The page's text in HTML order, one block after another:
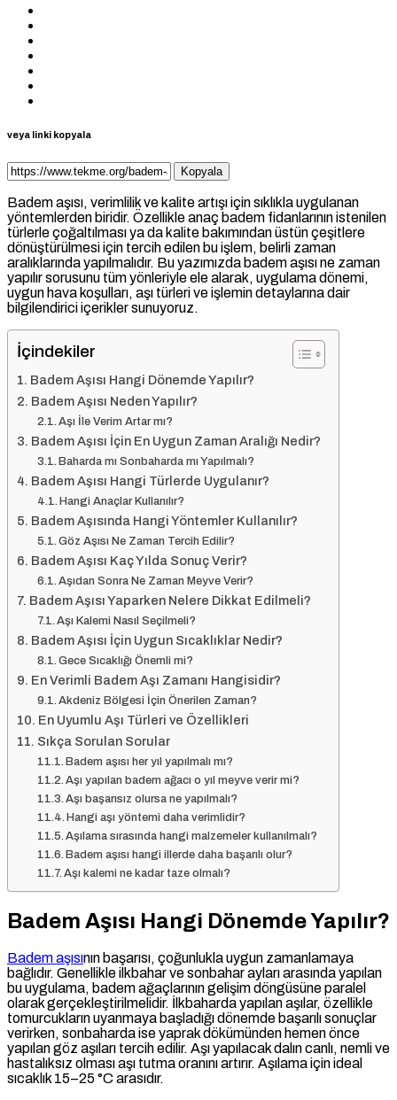
veya linki kopyala
Kopyala
Badem aşısı, verimlilik ve kalite artışı için sıklıkla uygulanan
yöntemlerden biridir. Özellikle anaç badem fidanlarının istenilen
türlerle çoğaltılması ya da kalite bakımından üstün çeşitlere
dönüştürülmesi için tercih edilen bu işlem, belirli zaman
aralıklarında yapılmalıdır. Bu yazımızda badem aşısı ne zaman
yapılır sorusunu tüm yönleriyle ele alarak, uygulama dönemi,
uygun hava koşulları, aşı türleri ve işlemin detaylarına dair
bilgilendirici içerikler sunuyoruz.
İçindekiler
Badem Aşısı Hangi Dönemde Yapılır?
Badem Aşısı Neden Yapılır?
Aşı İle Verim Artar mı?
Badem Aşısı İçin En Uygun Zaman Aralığı Nedir?
Baharda mı Sonbaharda mı Yapılmalı?
Badem Aşısı Hangi Türlerde Uygulanır?
Hangi Anaçlar Kullanılır?
Badem Aşısında Hangi Yöntemler Kullanılır?
Göz Aşısı Ne Zaman Tercih Edilir?
Badem Aşısı Kaç Yılda Sonuç Verir?
Aşıdan Sonra Ne Zaman Meyve Verir?
Badem Aşısı Yaparken Nelere Dikkat Edilmeli?
Aşı Kalemi Nasıl Seçilmeli?
Badem Aşısı İçin Uygun Sıcaklıklar Nedir?
Gece Sıcaklığı Önemli mi?
En Verimli Badem Aşı Zamanı Hangisidir?
Akdeniz Bölgesi İçin Önerilen Zaman?
En Uyumlu Aşı Türleri ve Özellikleri
Sıkça Sorulan Sorular
Badem aşısı her yıl yapılmalı mı?
Aşı yapılan badem ağacı o yıl meyve verir mi?
Aşı başarısız olursa ne yapılmalı?
Hangi aşı yöntemi daha verimlidir?
Aşılama sırasında hangi malzemeler kullanılmalı?
Badem aşısı hangi illerde daha başarılı olur?
Aşı kalemi ne kadar taze olmalı?
Badem Aşısı Hangi Dönemde Yapılır?
Badem aşısının başarısı, çoğunlukla uygun zamanlamaya
bağlıdır. Genellikle ilkbahar ve sonbahar ayları arasında yapılan
bu uygulama, badem ağaçlarının gelişim döngüsüne paralel
olarak gerçekleştirilmelidir. İlkbaharda yapılan aşılar, özellikle
tomurcukların uyanmaya başladığı dönemde başarılı sonuçlar
verirken, sonbaharda ise yaprak dökümünden hemen önce
yapılan göz aşıları tercih edilir. Aşı yapılacak dalın canlı, nemli ve
hastalıksız olması aşı tutma oranını artırır. Aşılama için ideal
sıcaklık 15–25 °C arasıdır.